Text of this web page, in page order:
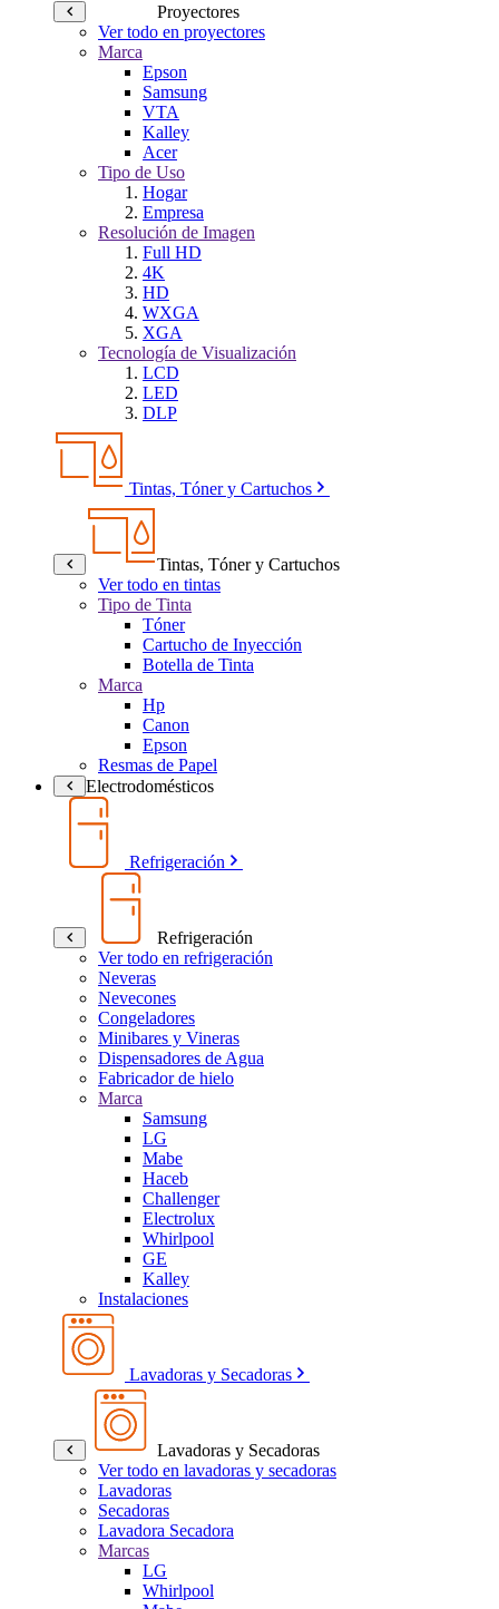
Proyectores
Ver todo en proyectores
Marca
Epson
Samsung
VTA
Kalley
Acer
Tipo de Uso
Hogar
Empresa
Resolución de Imagen
Full HD
4K
HD
WXGA
XGA
Tecnología de Visualización
LCD
LED
DLP
Tintas, Tóner y Cartuchos
Tintas, Tóner y Cartuchos
Ver todo en tintas
Tipo de Tinta
Tóner
Cartucho de Inyección
Botella de Tinta
Marca
Hp
Canon
Epson
Resmas de Papel
Electrodomésticos
Refrigeración
Refrigeración
Ver todo en refrigeración
Neveras
Nevecones
Congeladores
Minibares y Vineras
Dispensadores de Agua
Fabricador de hielo
Marca
Samsung
LG
Mabe
Haceb
Challenger
Electrolux
Whirlpool
GE
Kalley
Instalaciones
Lavadoras y Secadoras
Lavadoras y Secadoras
Ver todo en lavadoras y secadoras
Lavadoras
Secadoras
Lavadora Secadora
Marcas
LG
Whirlpool